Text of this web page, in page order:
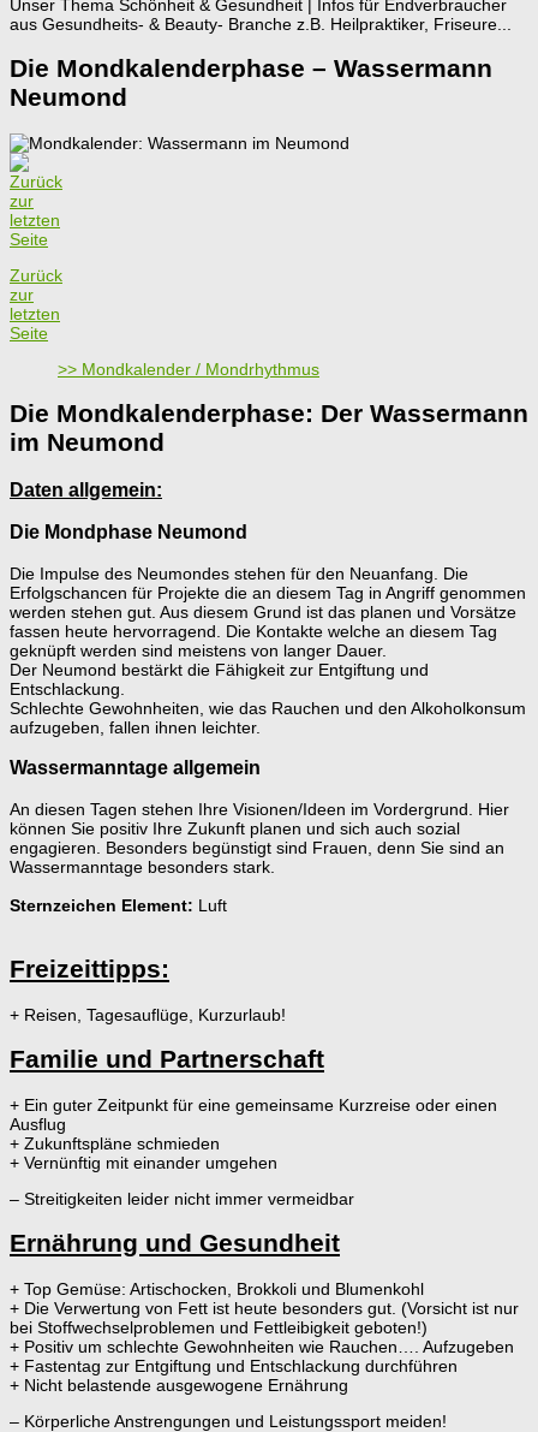
Unser Thema Schönheit & Gesundheit | Infos für Endverbraucher
aus Gesundheits- & Beauty- Branche z.B. Heilpraktiker, Friseure...
Die Mondkalenderphase – Wassermann
Neumond
Zurück
zur
letzten
Seite
>> Mondkalender / Mondrhythmus
Die Mondkalenderphase: Der Wassermann
im Neumond
Daten allgemein:
Die Mondphase Neumond
Die Impulse des Neumondes stehen für den Neuanfang. Die
Erfolgschancen für Projekte die an diesem Tag in Angriff genommen
werden stehen gut. Aus diesem Grund ist das planen und Vorsätze
fassen heute hervorragend. Die Kontakte welche an diesem Tag
geknüpft werden sind meistens von langer Dauer.
Der Neumond bestärkt die Fähigkeit zur Entgiftung und
Entschlackung.
Schlechte Gewohnheiten, wie das Rauchen und den Alkoholkonsum
aufzugeben, fallen ihnen leichter.
Wassermanntage allgemein
An diesen Tagen stehen Ihre Visionen/Ideen im Vordergrund. Hier
können Sie positiv Ihre Zukunft planen und sich auch sozial
engagieren. Besonders begünstigt sind Frauen, denn Sie sind an
Wassermanntage besonders stark.
Sternzeichen Element: Luft
Freizeittipps:
+ Reisen, Tagesauflüge, Kurzurlaub!
Familie und Partnerschaft
+ Ein guter Zeitpunkt für eine gemeinsame Kurzreise oder einen
Ausflug
+ Zukunftspläne schmieden
+ Vernünftig mit einander umgehen
– Streitigkeiten leider nicht immer vermeidbar
Ernährung und Gesundheit
+ Top Gemüse: Artischocken, Brokkoli und Blumenkohl
+ Die Verwertung von Fett ist heute besonders gut. (Vorsicht ist nur
bei Stoffwechselproblemen und Fettleibigkeit geboten!)
+ Positiv um schlechte Gewohnheiten wie Rauchen…. Aufzugeben
+ Fastentag zur Entgiftung und Entschlackung durchführen
+ Nicht belastende ausgewogene Ernährung
– Körperliche Anstrengungen und Leistungssport meiden!